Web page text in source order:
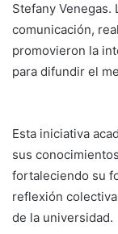
Stefany
comunicación,
promovieron la
para difundir el
Esta iniciativa
sus
fortaleciendo su
reflexión
de la universidad.